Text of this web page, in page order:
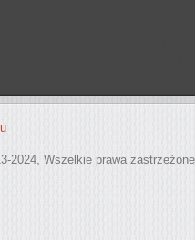
2024, Wszelkie prawa